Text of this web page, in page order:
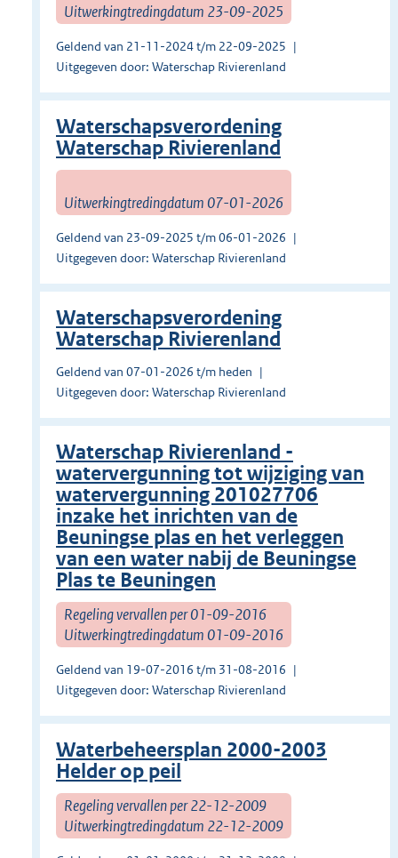
Uitwerkingtredingdatum 23-09-2025
Geldend van 21-11-2024 t/m 22-09-2025
Uitgegeven door: Waterschap Rivierenland
Waterschapsverordening
Waterschap Rivierenland
Uitwerkingtredingdatum 07-01-2026
Geldend van 23-09-2025 t/m 06-01-2026
Uitgegeven door: Waterschap Rivierenland
Waterschapsverordening
Waterschap Rivierenland
Geldend van 07-01-2026 t/m heden
Uitgegeven door: Waterschap Rivierenland
Waterschap Rivierenland -
watervergunning tot wijziging van
watervergunning 201027706
inzake het inrichten van de
Beuningse plas en het verleggen
van een water nabij de Beuningse
Plas te Beuningen
Regeling vervallen per 01-09-2016
Uitwerkingtredingdatum 01-09-2016
Geldend van 19-07-2016 t/m 31-08-2016
Uitgegeven door: Waterschap Rivierenland
Waterbeheersplan 2000-2003
Helder op peil
Regeling vervallen per 22-12-2009
Uitwerkingtredingdatum 22-12-2009